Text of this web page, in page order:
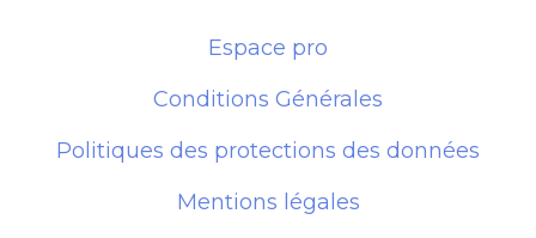
Espace pro
Conditions Générales
Politiques des protections des données
Mentions légales